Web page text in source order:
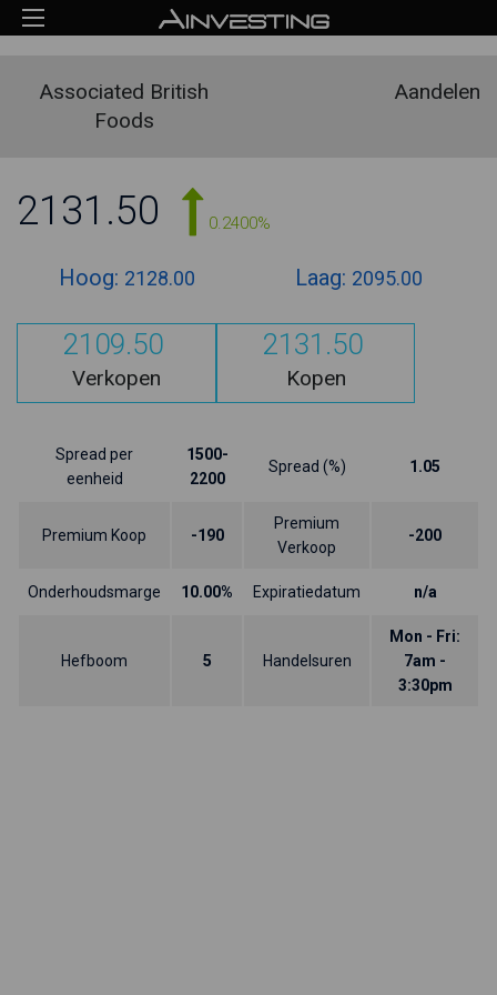
Associated British
Foods
Aandelen
2131.50 0.2400%
Hoog: 2128.00 Laag: 2095.00
2109.50
Verkopen
2131.50
Kopen
Spread per
eenheid
1500-
2200
Spread (%) 1.05
Premium Koop -190
Premium
Verkoop
-200
Onderhoudsmarge 10.00% Expiratiedatum n/a
Hefboom 5 Handelsuren
Mon - Fri:
7am -
3:30pm